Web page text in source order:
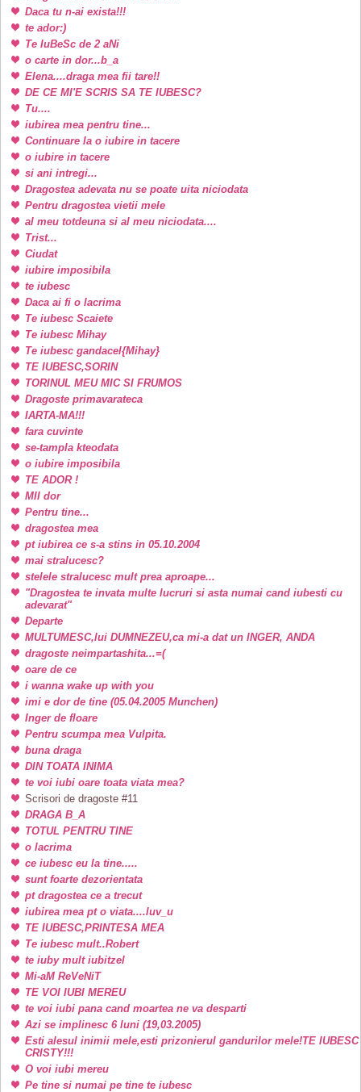
Daca tu n-ai exista!!!
te ador:)
Te IuBeSc de 2 aNi
o carte in dor...b_a
Elena....draga mea fii tare!!
DE CE MI'E SCRIS SA TE IUBESC?
Tu....
iubirea mea pentru tine...
Continuare la o iubire in tacere
o iubire in tacere
si ani intregi...
Dragostea adevata nu se poate uita niciodata
Pentru dragostea vietii mele
al meu totdeuna si al meu niciodata....
Trist...
Ciudat
iubire imposibila
te iubesc
Daca ai fi o lacrima
Te iubesc Scaiete
Te iubesc Mihay
Te iubesc gandacel{Mihay}
TE IUBESC,SORIN
TORINUL MEU MIC SI FRUMOS
Dragoste primavarateca
IARTA-MA!!!
fara cuvinte
se-tampla kteodata
o iubire imposibila
TE ADOR !
MII dor
Pentru tine...
dragostea mea
pt iubirea ce s-a stins in 05.10.2004
mai stralucesc?
stelele stralucesc mult prea aproape...
"Dragostea te invata multe lucruri si asta numai cand iubesti cu
adevarat"
Departe
MULTUMESC,lui DUMNEZEU,ca mi-a dat un INGER, ANDA
dragoste neimpartashita...=(
oare de ce
i wanna wake up with you
imi e dor de tine (05.04.2005 Munchen)
Inger de floare
Pentru scumpa mea Vulpita.
buna draga
DIN TOATA INIMA
te voi iubi oare toata viata mea?
Scrisori de dragoste #11
DRAGA B_A
TOTUL PENTRU TINE
o lacrima
ce iubesc eu la tine.....
sunt foarte dezorientata
pt dragostea ce a trecut
iubirea mea pt o viata....luv_u
TE IUBESC,PRINTESA MEA
Te iubesc mult..Robert
te iuby mult iubitzel
Mi-aM ReVeNiT
TE VOI IUBI MEREU
te voi iubi pana cand moartea ne va desparti
Azi se implinesc 6 luni (19,03.2005)
Esti alesul inimii mele,esti prizonierul gandurilor mele!TE IUBESC
CRISTY!!!
O voi iubi mereu
Pe tine si numai pe tine te iubesc